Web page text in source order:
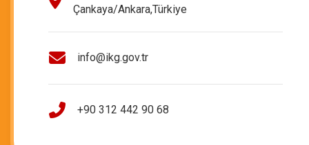
Çankaya/Ankara,Türkiye
info@ikg.gov.tr
+90 312 442 90 68